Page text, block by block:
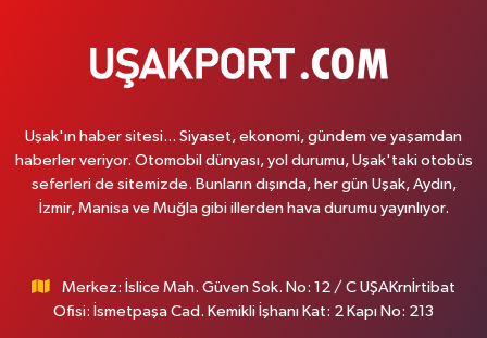
Uşak'ın haber sitesi... Siyaset, ekonomi, gündem ve yaşamdan
haberler veriyor. Otomobil dünyası, yol durumu, Uşak'taki otobüs
seferleri de sitemizde. Bunların dışında, her gün Uşak, Aydın,
İzmir, Manisa ve Muğla gibi illerden hava durumu yayınlıyor.
Merkez: İslice Mah. Güven Sok. No: 12 / C UŞAKrnİrtibat
Ofisi: İsmetpaşa Cad. Kemikli İşhanı Kat: 2 Kapı No: 213